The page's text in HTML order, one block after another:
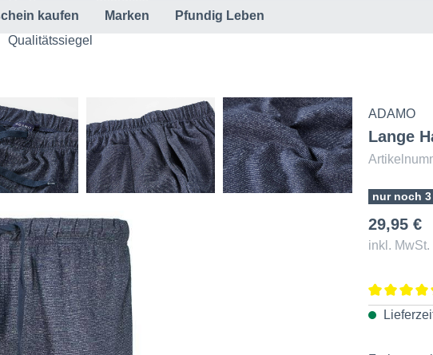
kaufen Marken Pfundig Leben
ADAMO
Lange
nur noch
29,95 €
inkl.